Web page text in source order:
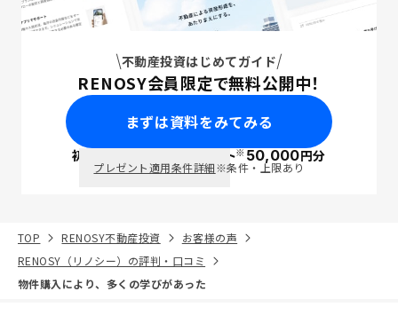
不動産投資はじめてガイド
RENOSY会員限定で無料公開中！
まずは資料をみてみる
初回面談で ポイント※50,000円分
プレゼント適用条件詳細※条件・上限あり
TOP RENOSY不動産投資
お客様の声
RENOSY（リノシー）の評判・口コミ
物件購入により、多くの学びがあった